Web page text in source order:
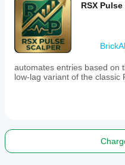
RSX
automates entries based on
low-lag variant of the classic